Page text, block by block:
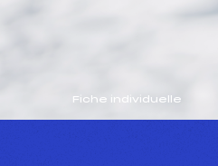
Fiche individuelle